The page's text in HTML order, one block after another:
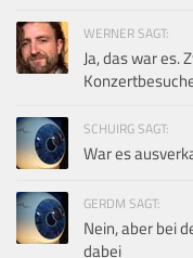
WERNER SAGT:
Ja, das war es.
SCHUIRG SAGT:
War es
GERDM SAGT:
Nein, aber bei
dabei